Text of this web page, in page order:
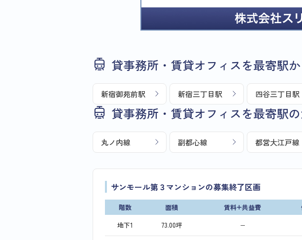
貸事務所・賃貸オフィスを最寄駅
新宿御苑前駅 新宿三丁目駅 四谷三丁目駅
貸事務所・賃貸オフィスを最寄駅
丸ノ内線 副都心線 都営大江戸線
サンモール第３マンションの募集終了区画
階数 面積 賃料+共益費
地下1
73.00坪 −